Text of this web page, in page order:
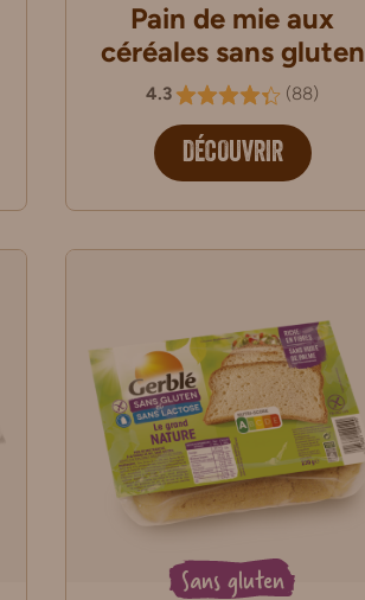
Pain de mie aux
céréales sans gluten
4.3 (88)
DÉCOUVRIR
Sans gluten